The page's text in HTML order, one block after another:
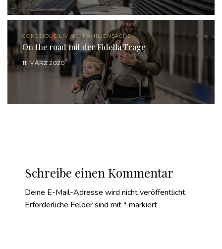
CONSCIOUS LIVING, FAMILIENSACHE
On the road mit der Fidella Trage
11. MÄRZ 2020
Schreibe einen Kommentar
Deine E-Mail-Adresse wird nicht veröffentlicht.
Erforderliche Felder sind mit*markiert